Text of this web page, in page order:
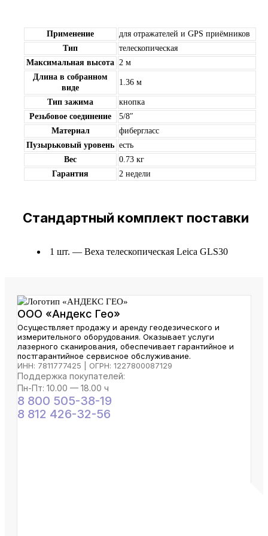
Применение
для отражателей и GPS приёмников
Тип
телескопическая
Максимальная высота 2 м
Длина в собранном
виде
1.36 м
Тип зажима
кнопка
Резьбовое соединение
5/8″
Материал
фибергласс
Пузырьковый уровень есть
Вес
0.73 кг
Гарантия
2 недели
Стандартный комплект поставки
1 шт. — Веха телескопическая Leica GLS30
ООО «Андекс Гео»
Осуществляет продажу и аренду геодезического и
измерительного оборудования. Оказывает услуги
лазерного сканирования, обеспечивает гарантийное и
постгарантийное сервисное обслуживание.
ИНН: 7811777425 | ОГРН: 1227800087129
Поддержка покупателей:
Пн-Пт: 10.00 — 18.00 ч
8 800 505-38-19
8 812 426-32-56